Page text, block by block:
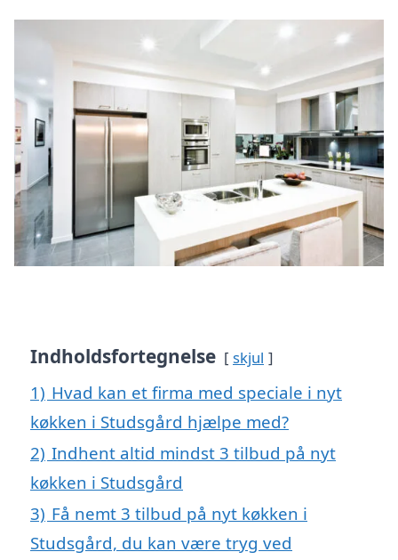
Indholdsfortegnelse skjul
1) Hvad kan et firma med speciale i nyt
køkken i Studsgård hjælpe med?
2) Indhent altid mindst 3 tilbud på nyt
køkken i Studsgård
3) Få nemt 3 tilbud på nyt køkken i
Studsgård, du kan være tryg ved